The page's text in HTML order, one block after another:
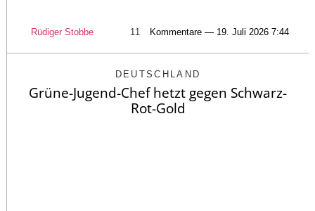
Rüdiger Stobbe 11 Kommentare — 19. Juli 2026 7:44
DEUTSCHLAND
Grüne-Jugend-Chef hetzt gegen Schwarz-
Rot-Gold